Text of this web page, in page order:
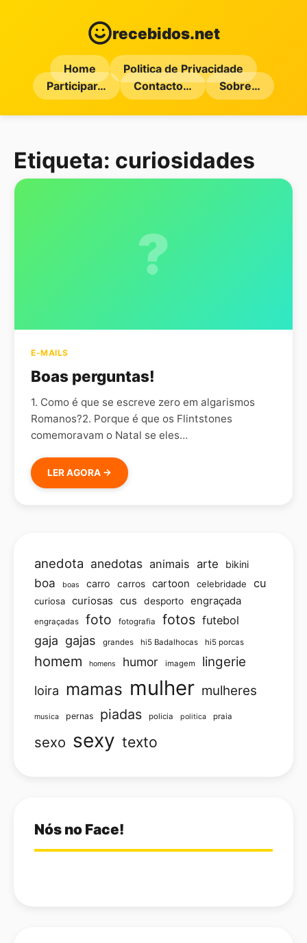
recebidos.net
Home
Politica de Privacidade
Participar…
Contacto… Sobre…
Etiqueta: curiosidades
?
E-MAILS
Boas perguntas!
1. Como é que se escreve zero em algarismos
Romanos?2. Porque é que os Flintstones
comemoravam o Natal se eles…
LER AGORA →
anedota anedotas animais arte bikini
boa boas carro carros cartoon celebridade cu
curiosa curiosas cus desporto engraçada
engraçadas foto fotografia fotos futebol
gaja gajas grandes hi5 Badalhocas hi5 porcas
homem homens humor imagem lingerie
loira mamas mulher mulheres
musica pernas piadas policia politica praia
sexo sexy texto
Nós no Face!